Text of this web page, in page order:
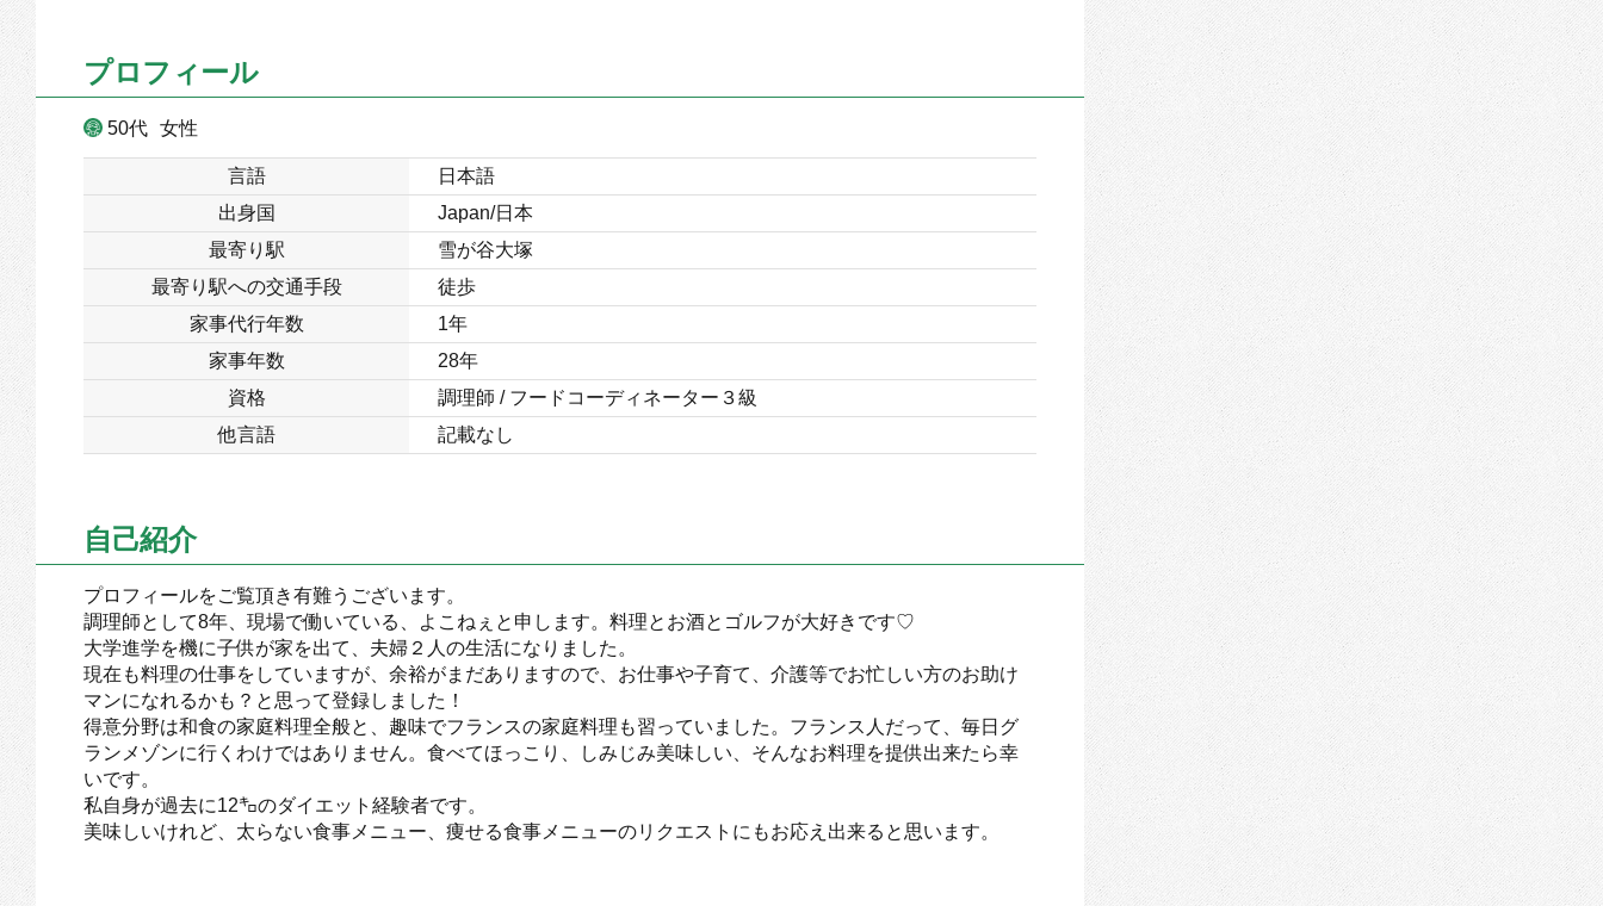
プロフィール
50代 女性
言語
日本語
出身国
Japan/日本
最寄り駅
雪が谷大塚
最寄り駅への交通手段
徒歩
家事代行年数
1年
家事年数
28年
資格
調理師 / フードコーディネーター３級
他言語
記載なし
自己紹介
プロフィールをご覧頂き有難うございます。
調理師として8年、現場で働いている、よこねぇと申します。料理とお酒とゴルフが大好きです♡
大学進学を機に子供が家を出て、夫婦２人の生活になりました。
現在も料理の仕事をしていますが、余裕がまだありますので、お仕事や子育て、介護等でお忙しい方のお助け
マンになれるかも？と思って登録しました！
得意分野は和食の家庭料理全般と、趣味でフランスの家庭料理も習っていました。フランス人だって、毎日グ
ランメゾンに行くわけではありません。食べてほっこり、しみじみ美味しい、そんなお料理を提供出来たら幸
いです。
私自身が過去に12㌔のダイエット経験者です。
美味しいけれど、太らない食事メニュー、痩せる食事メニューのリクエストにもお応え出来ると思います。